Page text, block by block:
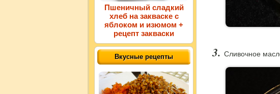
Сливочное
Пшеничный сладкий
хлеб на закваске с
яблоком и изюмом +
рецепт закваски
Вкусные рецепты